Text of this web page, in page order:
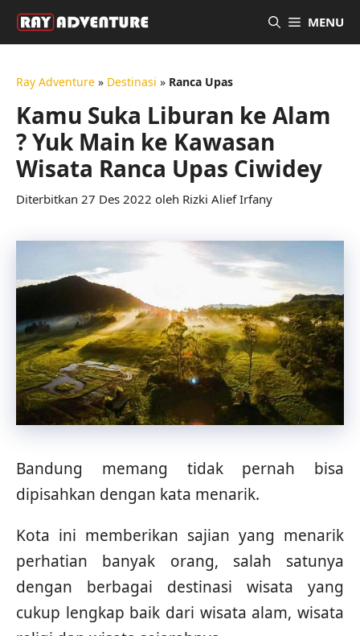
Langsung
MENU
Ray Adventure » Destinasi » Ranca Upas
Kamu Suka Liburan ke Alam
? Yuk Main ke Kawasan
Wisata Ranca Upas Ciwidey
27 Des 2022 oleh Rizki Alief Irfany
Bandung memang tidak pernah bisa
dipisahkan dengan kata menarik.
Kota ini memberikan sajian yang menarik
perhatian banyak orang, salah satunya
dengan berbagai destinasi wisata yang
cukup lengkap baik dari wisata alam, wisata